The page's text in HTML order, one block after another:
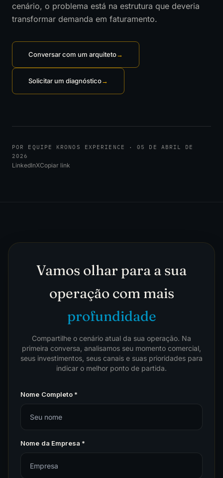
cenário, o problema está na estrutura que deveria
transformar demanda em faturamento.
Conversar com um arquiteto→
Solicitar um diagnóstico→
POR EQUIPE KRONOS EXPERIENCE · 05 DE ABRIL DE
2026
LinkedInXCopiar link
Vamos olhar para a sua
operação com mais
profundidade
Compartilhe o cenário atual da sua operação. Na
primeira conversa, analisamos seu momento comercial,
seus investimentos, seus canais e suas prioridades para
indicar o melhor ponto de partida.
Nome Completo *
Nome da Empresa *